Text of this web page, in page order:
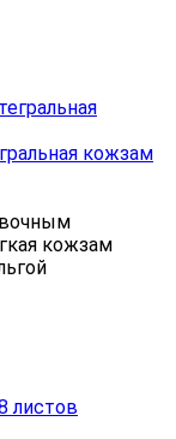
кожзам
кожзам